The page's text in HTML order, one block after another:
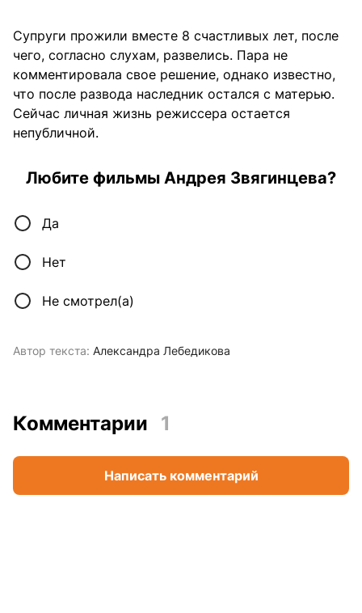
Супруги прожили вместе 8 счастливых лет, после
чего, согласно слухам, развелись. Пара не
комментировала свое решение, однако известно,
что после развода наследник остался с матерью.
Сейчас личная жизнь режиссера остается
непубличной.
Любите фильмы Андрея Звягинцева?
Да
Нет
Не смотрел(а)
Автор текста: Александра Лебедикова
Комментарии 1
Написать комментарий